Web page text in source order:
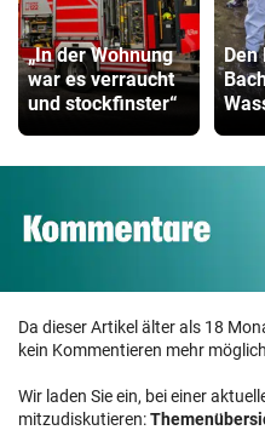
„In der Wohnung
war es verraucht
und stockfinster“
Den
Da dieser Artikel älter als 18
kein Kommentieren mehr
Wir laden Sie ein, bei einer
mitzudiskutieren: